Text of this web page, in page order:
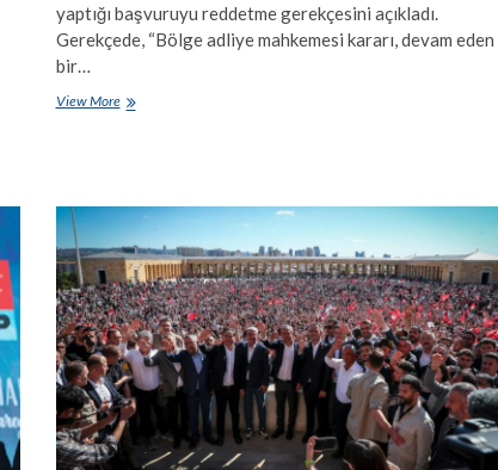
yaptığı başvuruyu reddetme gerekçesini açıkladı.
Gerekçede, “Bölge adliye mahkemesi kararı, devam eden
bir…
View MoreYSK
ret
kararının
gerekçesini
açıkladı